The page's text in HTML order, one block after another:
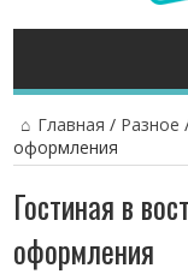
Главная / Разное
оформления
Гостиная в
оформления